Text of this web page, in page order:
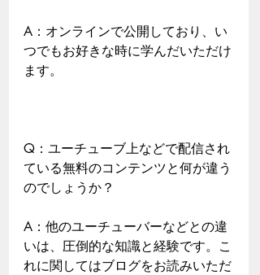
A：オンラインで公開しており、い
つでもお好きな時に学んだいただけ
ます。
Q：ユーチューブ上などで配信され
ている無料のコンテンツと何が違う
のでしょうか？
A：他のユーチューバーなどとの違
いは、圧倒的な知識と経験です。こ
れに関してはブログをお読みいただ